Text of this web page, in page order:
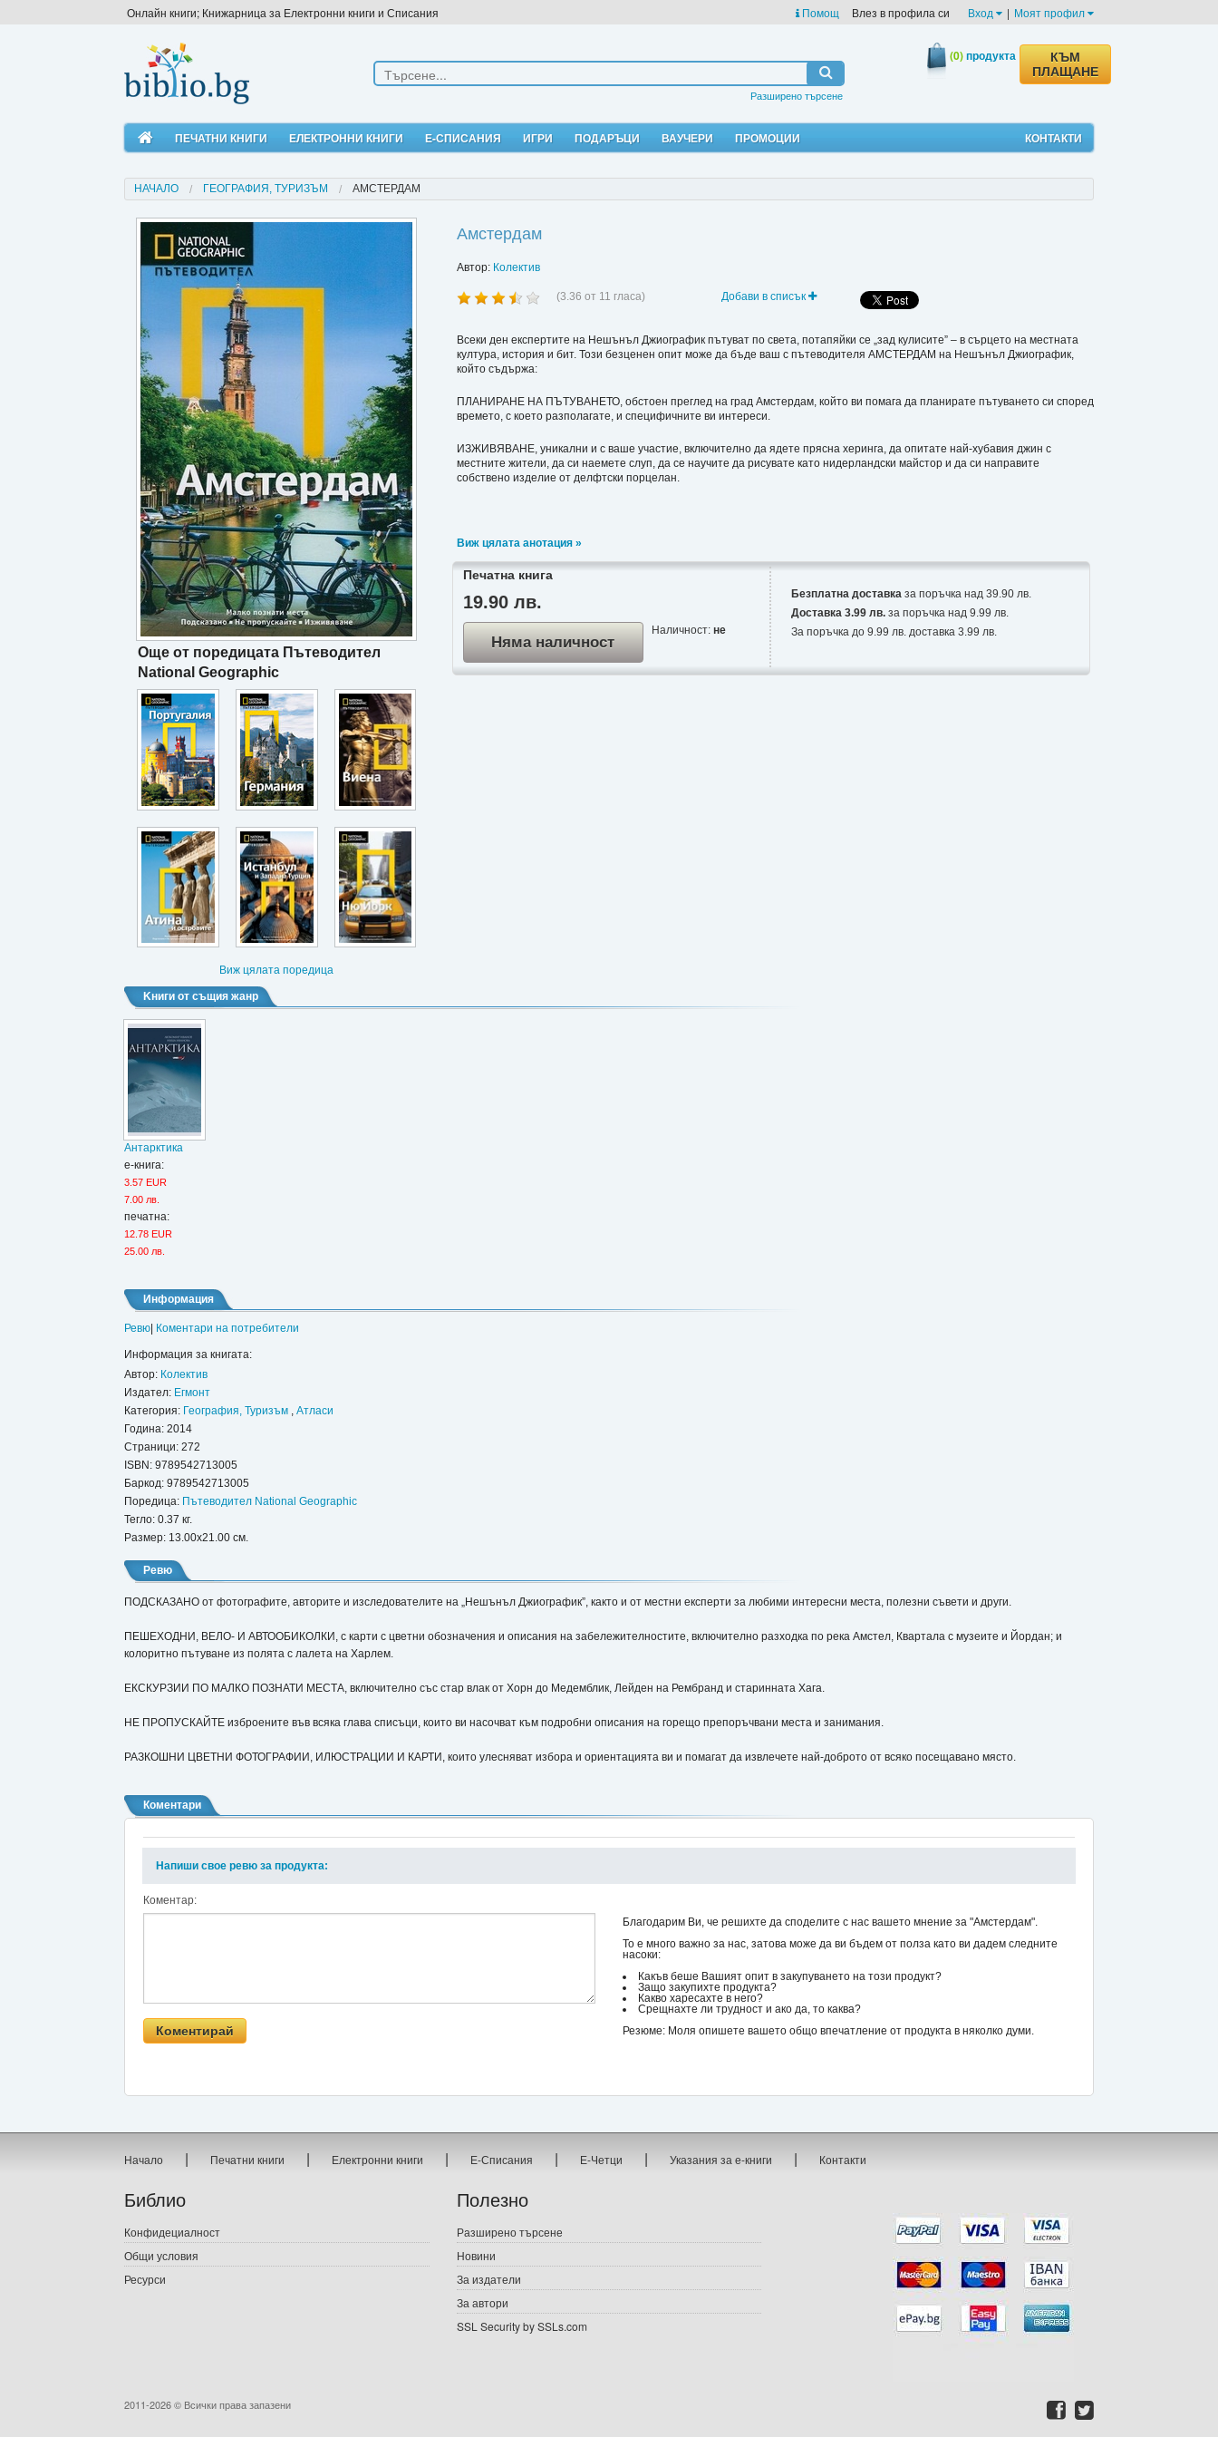
Онлайн книги; Книжарница за Електронни книги и Списания Помощ Влез в профила си Вход | Моят профил
Разширено търсене
(0)продукта
КЪМ
ПЛАЩАНЕ
ПЕЧАТНИ КНИГИ ЕЛЕКТРОННИ КНИГИ Е-СПИСАНИЯ ИГРИ ПОДАРЪЦИ ВАУЧЕРИ ПРОМОЦИИ КОНТАКТИ
НАЧАЛО ГЕОГРАФИЯ, ТУРИЗЪМ АМСТЕРДАМ
Още от поредицата Пътеводител
National Geographic
Виж цялата поредица
Амстердам
Автор: Колектив
(3.36 от 11 гласа) Добави в списък
Всеки ден експертите на Нешънъл Джиографик пътуват по света, потапяйки се „зад кулисите” – в сърцето на местната
култура, история и бит. Този безценен опит може да бъде ваш с пътеводителя АМСТЕРДАМ на Нешънъл Джиографик,
който съдържа:
ПЛАНИРАНЕ НА ПЪТУВАНЕТО, обстоен преглед на град Амстердам, който ви помага да планирате пътуването си според
времето, с което разполагате, и специфичните ви интереси.
ИЗЖИВЯВАНЕ, уникални и с ваше участие, включително да ядете прясна херинга, да опитате най-хубавия джин с
местните жители, да си наемете слуп, да се научите да рисувате като нидерландски майстор и да си направите
собствено изделие от делфтски порцелан.
Виж цялата анотация »
Печатна книга
19.90 лв.
Няма наличност
Наличност: не
Безплатна доставка за поръчка над 39.90 лв.
Доставка 3.99 лв. за поръчка над 9.99 лв.
За поръчка до 9.99 лв. доставка 3.99 лв.
Kниги от същия жанр
Антарктика
е-книга:
3.57 EUR
7.00 лв.
печатна:
12.78 EUR
25.00 лв.
Информация
Ревю Коментари на потребители
Информация за книгата:
Автор: Колектив
Издател: Егмонт
Категория: География, Туризъм , Атласи
Година: 2014
Страници: 272
ISBN: 9789542713005
Баркод: 9789542713005
Поредица: Пътеводител National Geographic
Тегло: 0.37 кг.
Размер: 13.00x21.00 см.
Ревю
ПОДСКАЗАНО от фотографите, авторите и изследователите на „Нешънъл Джиографик”, както и от местни експерти за любими интересни места, полезни съвети и други.
ПЕШЕХОДНИ, ВЕЛО- И АВТООБИКОЛКИ, с карти с цветни обозначения и описания на забележителностите, включително разходка по река Амстел, Квартала с музеите и Йордан; и
колоритно пътуване из полята с лалета на Харлем.
ЕКСКУРЗИИ ПО МАЛКО ПОЗНАТИ МЕСТА, включително със стар влак от Хорн до Медемблик, Лейден на Рембранд и старинната Хага.
НЕ ПРОПУСКАЙТЕ изброените във всяка глава списъци, които ви насочват към подробни описания на горещо препоръчвани места и занимания.
РАЗКОШНИ ЦВЕТНИ ФОТОГРАФИИ, ИЛЮСТРАЦИИ И КАРТИ, които улесняват избора и ориентацията ви и помагат да извлечете най-доброто от всяко посещавано място.
Коментари
Напиши свое ревю за продукта:
Коментар:
Благодарим Ви, че решихте да споделите с нас вашето мнение за "Амстердам".
То е много важно за нас, затова може да ви бъдем от полза като ви дадем следните
насоки:
Какъв беше Вашият опит в закупуването на този продукт?
Защо закупихте продукта?
Какво харесахте в него?
Срещнахте ли трудност и ако да, то каква?
Резюме: Моля опишете вашето общо впечатление от продукта в няколко думи.
Начало | Печатни книги | Електронни книги | Е-Списания | Е-Четци | Указания за е-книги | Контакти
Библио
Конфидециалност
Общи условия
Ресурси
Полезно
Разширено търсене
Новини
За издатели
За автори
SSL Security by SSLs.com
2011-2026 © Всички права запазени